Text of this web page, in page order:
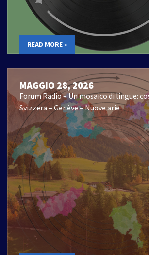
READ MORE »
MAGGIO 28, 2026
Forum Radio – Un mosaico di lingue:
Svizzera – Genève – Nuove arie